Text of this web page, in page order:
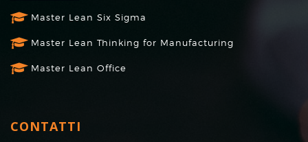
Master Lean Six Sigma
Master Lean Thinking for Manufacturing
Master Lean Office
CONTATTI